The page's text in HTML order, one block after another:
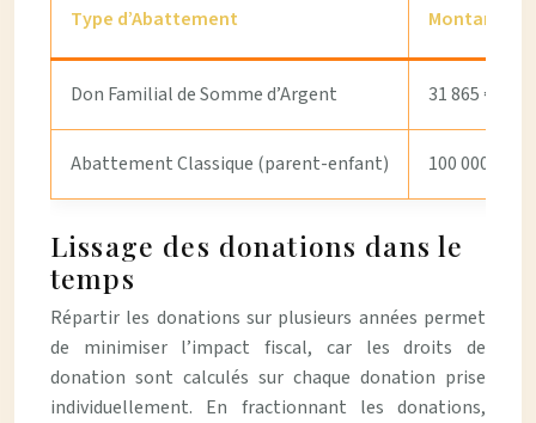
Type d’Abattement Montant
Don Familial de Somme d’Argent 31 865 €
Abattement Classique (parent-enfant) 100 000 €
Lissage des donations dans le
temps
Répartir les donations sur plusieurs années permet
de minimiser l’impact fiscal, car les droits de
donation sont calculés sur chaque donation prise
individuellement. En fractionnant les donations,